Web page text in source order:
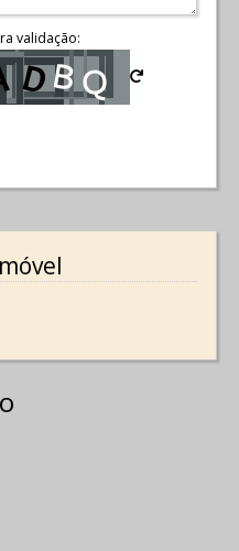
validação: